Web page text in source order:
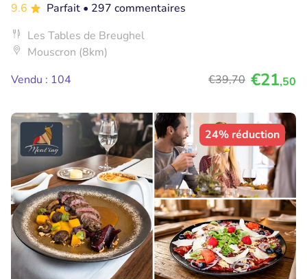
9.6
Parfait • 297 commentaires
Les Tables de Breughel
Mouscron (8km)
Vendu : 104
€39,70 €21,50
24% réduction